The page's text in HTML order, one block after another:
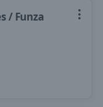
/ Funza